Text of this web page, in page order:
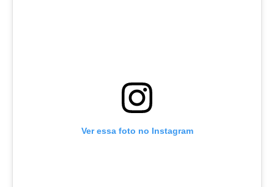
Ver essa foto no Instagram